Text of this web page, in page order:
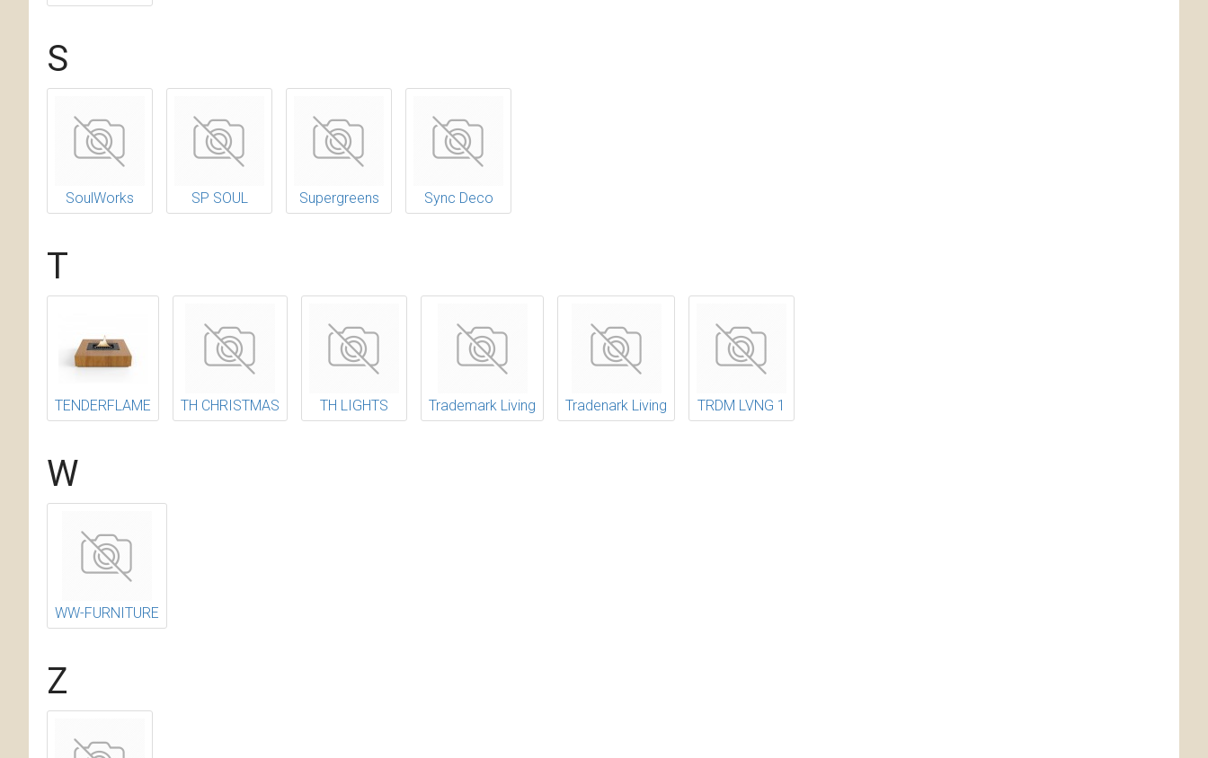
S
SoulWorks SP SOUL Supergreens Sync Deco
T
TENDERFLAME TH CHRISTMAS TH LIGHTS Trademark Living Tradenark Living TRDM LVNG 1
W
WW-FURNITURE
Z